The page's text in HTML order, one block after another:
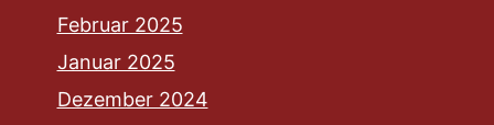
Februar 2025
Januar 2025
Dezember 2024